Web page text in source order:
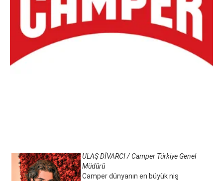
ULAŞ DİVARCI / Camper Türkiye Genel
Müdürü
Camper dünyanın en büyük niş